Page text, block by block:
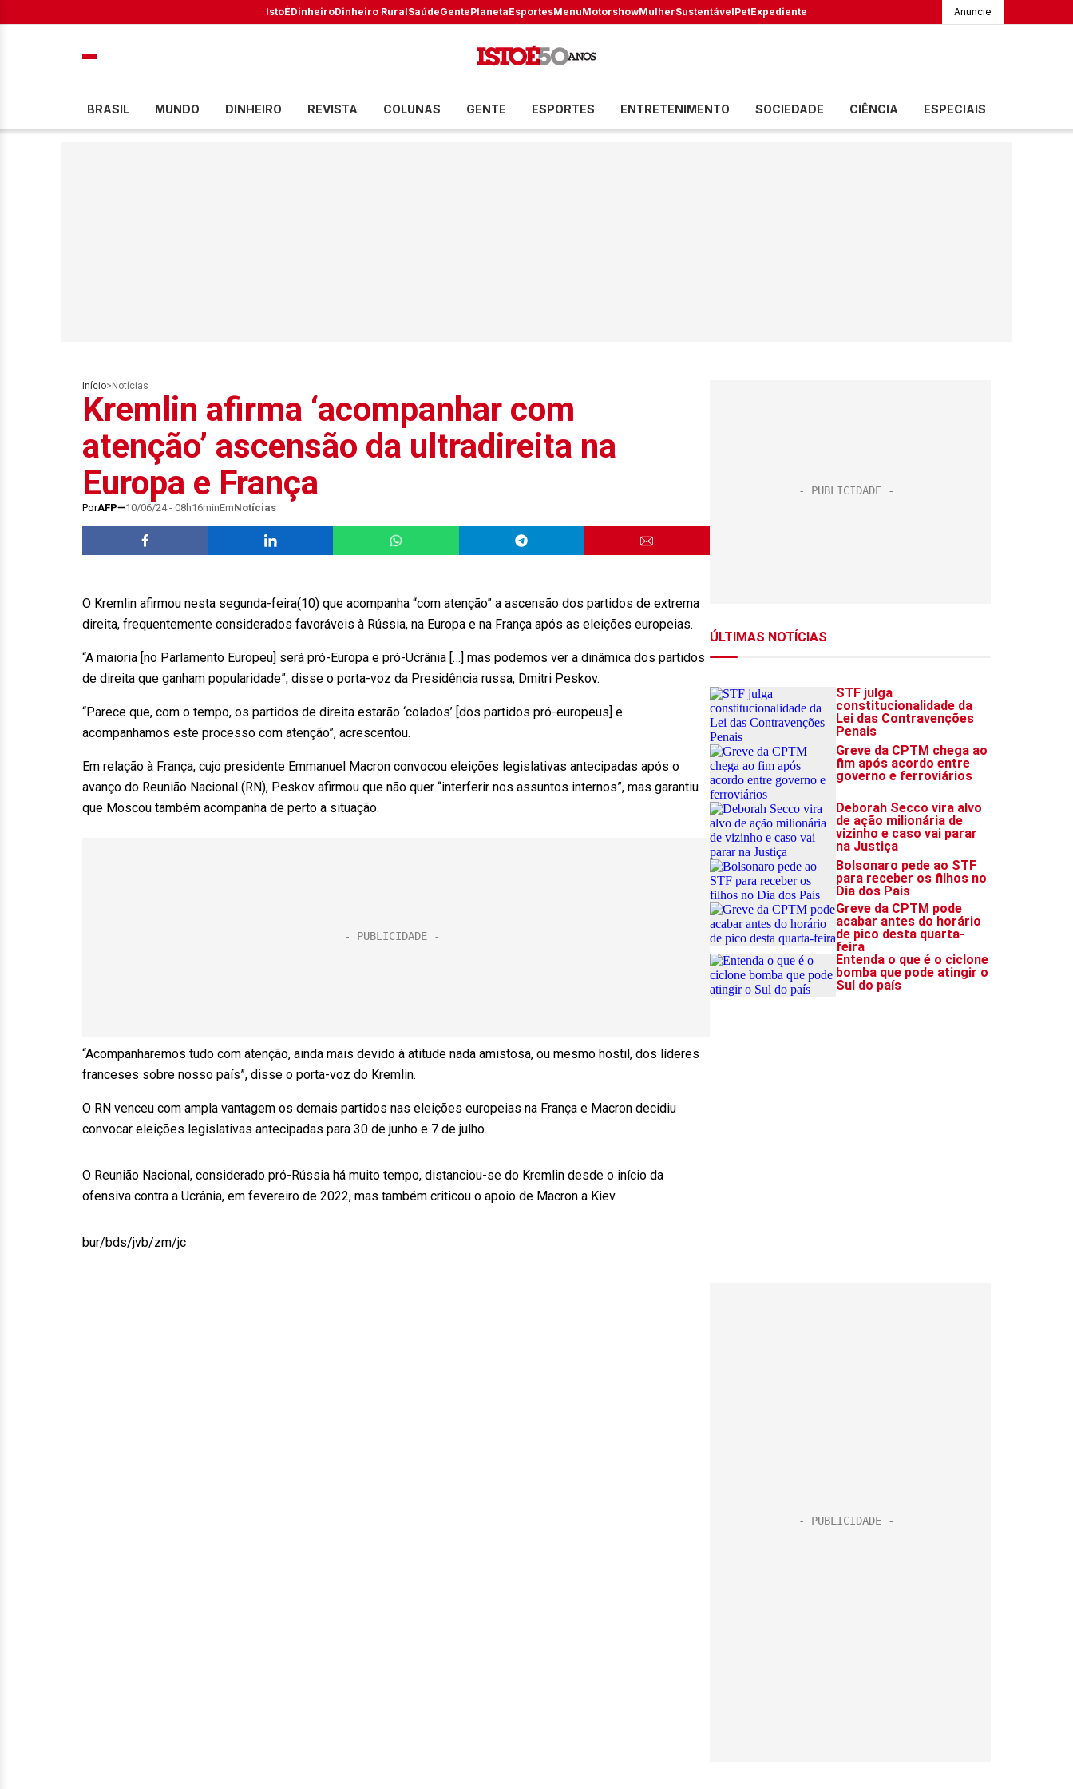
IstoÉDinheiroDinheiro RuralSaúdeGentePlanetaEsportesMenuMotorshowMulherSustentávelPetExpediente Anuncie
BRASIL MUNDO DINHEIRO REVISTA COLUNAS GENTE ESPORTES ENTRETENIMENTO SOCIEDADE CIÊNCIA ESPECIAIS
Início> Notícias
Kremlin afirma ‘acompanhar com
atenção’ ascensão da ultradireita na
Europa e França
PorAFP 10/06/24 - 08h16minEmNotícias
O Kremlin afirmou nesta segunda-feira(10) que acompanha “com atenção” a ascensão dos partidos de extrema
direita, frequentemente considerados favoráveis à Rússia, na Europa e na França após as eleições europeias.
“A maioria [no Parlamento Europeu] será pró-Europa e pró-Ucrânia […] mas podemos ver a dinâmica dos partidos
de direita que ganham popularidade”, disse o porta-voz da Presidência russa, Dmitri Peskov.
“Parece que, com o tempo, os partidos de direita estarão ‘colados’ [dos partidos pró-europeus] e
acompanhamos este processo com atenção”, acrescentou.
Em relação à França, cujo presidente Emmanuel Macron convocou eleições legislativas antecipadas após o
avanço do Reunião Nacional (RN), Peskov afirmou que não quer “interferir nos assuntos internos”, mas garantiu
que Moscou também acompanha de perto a situação.
“Acompanharemos tudo com atenção, ainda mais devido à atitude nada amistosa, ou mesmo hostil, dos líderes
franceses sobre nosso país”, disse o porta-voz do Kremlin.
O RN venceu com ampla vantagem os demais partidos nas eleições europeias na França e Macron decidiu
convocar eleições legislativas antecipadas para 30 de junho e 7 de julho.
O Reunião Nacional, considerado pró-Rússia há muito tempo, distanciou-se do Kremlin desde o início da
ofensiva contra a Ucrânia, em fevereiro de 2022, mas também criticou o apoio de Macron a Kiev.
bur/bds/jvb/zm/jc